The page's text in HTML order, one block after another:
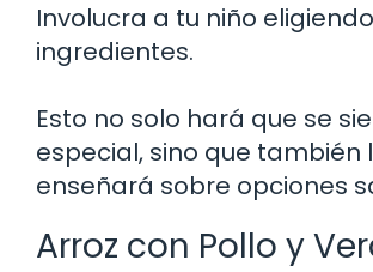
Involucra a tu niño
ingredientes.
Esto no solo hará que se
especial, sino que también
enseñará sobre opciones
Arroz con Pollo y